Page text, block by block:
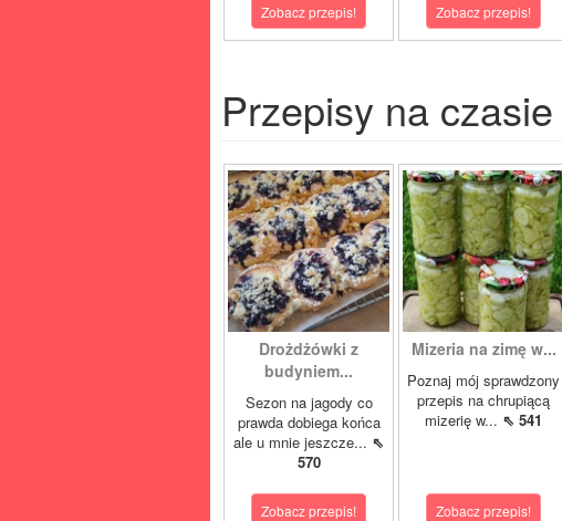
Zobacz przepis! Zobacz przepis!
Przepisy na czasie
Drożdżówki z
budyniem...
Sezon na jagody co
prawda dobiega końca
ale u mnie jeszcze... ⇖
570
Zobacz przepis!
Mizeria na zimę w...
Poznaj mój sprawdzony
przepis na chrupiącą
mizerię w... ⇖ 541
Zobacz przepis!